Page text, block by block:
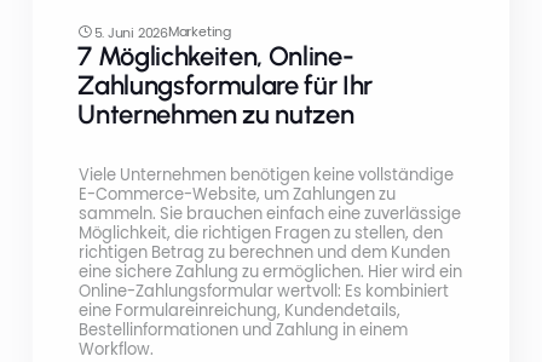
5. Juni 2026Marketing
7 Möglichkeiten, Online-
Zahlungsformulare für Ihr
Unternehmen zu nutzen
Viele Unternehmen benötigen keine vollständige
E-Commerce-Website, um Zahlungen zu
sammeln. Sie brauchen einfach eine zuverlässige
Möglichkeit, die richtigen Fragen zu stellen, den
richtigen Betrag zu berechnen und dem Kunden
eine sichere Zahlung zu ermöglichen. Hier wird ein
Online-Zahlungsformular wertvoll: Es kombiniert
eine Formulareinreichung, Kundendetails,
Bestellinformationen und Zahlung in einem
Workflow.